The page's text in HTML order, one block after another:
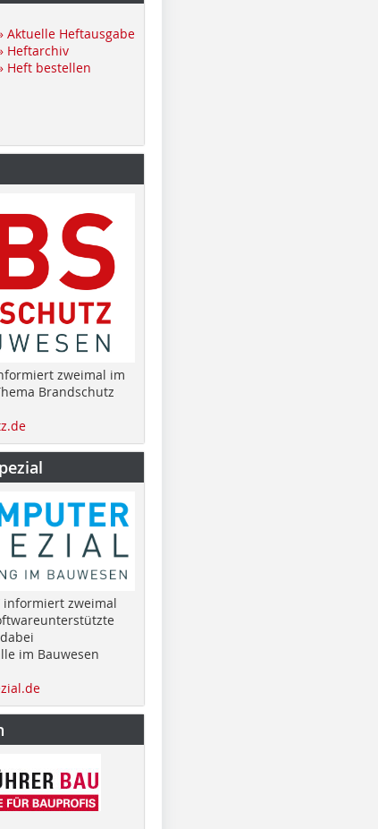
Aktuelle Heftausgabe
Heftarchiv
Heft bestellen
zweimal im
Brandschutz
informiert zweimal
im Bauwesen